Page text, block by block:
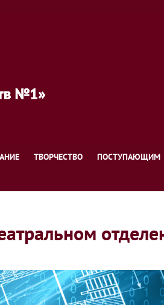
ТВОРЧЕСТВО ПОСТУПАЮЩИМ